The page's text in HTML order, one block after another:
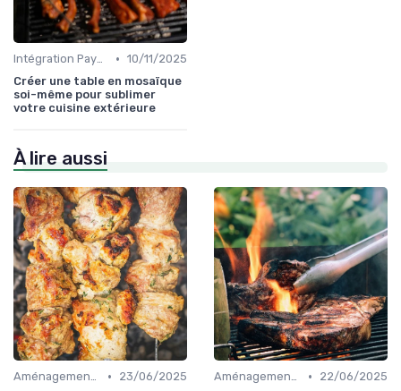
Intégration Paysagère et Décoration • 10/11/2025
Créer une table en mosaïque
soi-même pour sublimer
votre cuisine extérieure
À lire aussi
Aménagement d'Espaces de Cuisson •
23/06/2025
Aménagement d'Espaces de Cuisson •
22/06/2025